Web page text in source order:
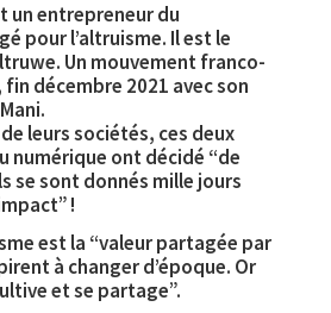
un entrepreneur du
pour l’altruisme. Il est le
Un mouvement franco-
décembre 2021 avec son
leurs sociétés, ces deux
numérique ont décidé “de
se sont donnés mille jours
!
est la “valeur partagée par
à changer d’époque. Or
et se partage”.